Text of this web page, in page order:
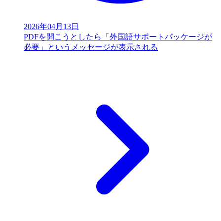
2026年04月13日
PDFを開こうとしたら「外国語サポートパッケージが
必要」というメッセージが表示される